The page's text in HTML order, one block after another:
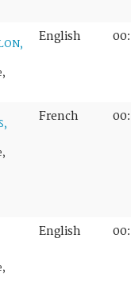
English
French
English